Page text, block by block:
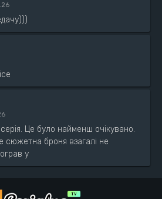
Це було найменш очікувано.
сюжетна броня взагалі не
у